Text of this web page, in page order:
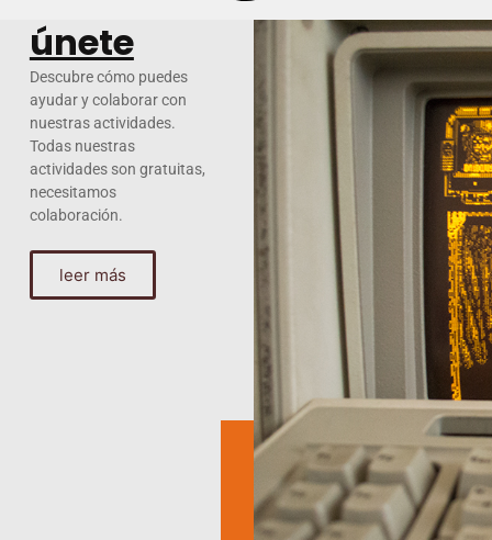
únete
Descubre cómo puedes
ayudar y colaborar con
nuestras actividades.
Todas nuestras
actividades son gratuitas,
necesitamos
colaboración.
leer más